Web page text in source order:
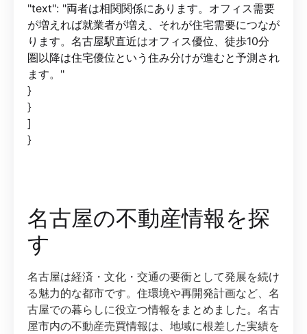
"text": "両者は相関関係にあります。オフィス需要
が増えれば就業者が増え、それが住宅需要につなが
ります。名古屋駅直近はオフィス優位、徒歩10分
圏以降は住宅優位という住み分けが進むと予測され
ます。"
}
}
]
}
名古屋の不動産情報を探
す
名古屋は経済・文化・交通の要衝として発展を続け
る魅力的な都市です。住環境や再開発計画など、名
古屋での暮らしに役立つ情報をまとめました。名古
屋市内の不動産売買情報は、地域に根差した実績を